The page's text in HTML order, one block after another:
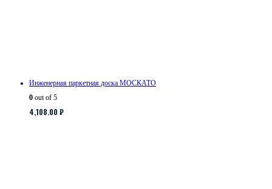
Инженерная паркетная доска МОСКАТО
0 out of 5
4,108.00 ₽